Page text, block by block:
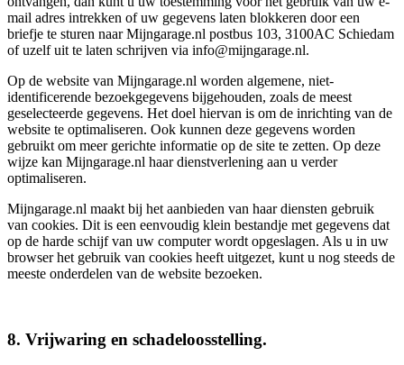
mail adres intrekken of uw gegevens laten blokkeren door een
briefje te sturen naar Mijngarage.nl postbus 103, 3100AC Schiedam
of uzelf uit te laten schrijven via info@mijngarage.nl.
Op de website van Mijngarage.nl worden algemene, niet-
identificerende bezoekgegevens bijgehouden, zoals de meest
geselecteerde gegevens. Het doel hiervan is om de inrichting van de
website te optimaliseren. Ook kunnen deze gegevens worden
gebruikt om meer gerichte informatie op de site te zetten. Op deze
wijze kan Mijngarage.nl haar dienstverlening aan u verder
optimaliseren.
Mijngarage.nl maakt bij het aanbieden van haar diensten gebruik
van cookies. Dit is een eenvoudig klein bestandje met gegevens dat
op de harde schijf van uw computer wordt opgeslagen. Als u in uw
browser het gebruik van cookies heeft uitgezet, kunt u nog steeds de
meeste onderdelen van de website bezoeken.
8. Vrijwaring en schadeloosstelling.